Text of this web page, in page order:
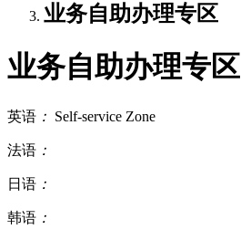
业务自助办理专区
业务自助办理专区
英语 ： Self-service Zone
法语 ：
日语 ：
韩语 ：